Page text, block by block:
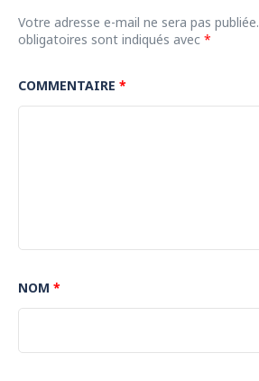
Votre adresse e-mail ne sera pas publiée.
obligatoires sont indiqués avec *
COMMENTAIRE *
NOM *